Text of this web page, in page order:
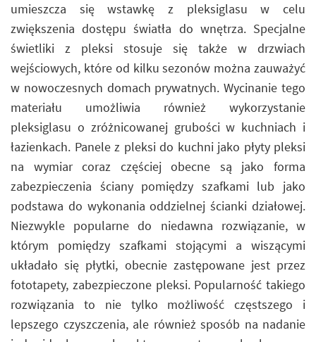
umieszcza się wstawkę z pleksiglasu w celu
zwiększenia dostępu światła do wnętrza. Specjalne
świetliki z pleksi stosuje się także w drzwiach
wejściowych, które od kilku sezonów można zauważyć
w nowoczesnych domach prywatnych. Wycinanie tego
materiału umożliwia również wykorzystanie
pleksiglasu o zróżnicowanej grubości w kuchniach i
łazienkach. Panele z pleksi do kuchni jako płyty pleksi
na wymiar coraz częściej obecne są jako forma
zabezpieczenia ściany pomiędzy szafkami lub jako
podstawa do wykonania oddzielnej ścianki działowej.
Niezwykle popularne do niedawna rozwiązanie, w
którym pomiędzy szafkami stojącymi a wiszącymi
układało się płytki, obecnie zastępowane jest przez
fototapety, zabezpieczone pleksi. Popularność takiego
rozwiązania to nie tylko możliwość częstszego i
lepszego czyszczenia, ale również sposób na nadanie